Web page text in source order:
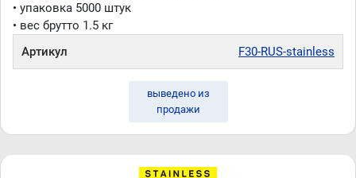
• упаковка 5000 штук
• вес брутто 1.5 кг
Артикул
F30-RUS-stainless
выведено из
продажи